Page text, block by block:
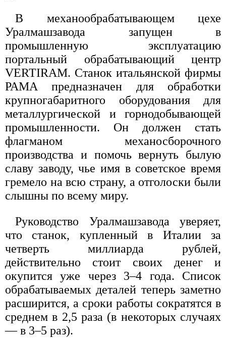
В механообрабатывающем цехе
Уралмашзавода запущен в
промышленную эксплуатацию
портальный обрабатывающий центр
VERTIRAM. Станок итальянской фирмы
РАМА предназначен для обработки
крупногабаритного оборудования для
металлургической и горнодобывающей
промышленности. Он должен стать
флагманом механосборочного
производства и помочь вернуть былую
славу заводу, чье имя в советское время
гремело на всю страну, а отголоски были
слышны по всему миру.
Руководство Уралмашзавода уверяет,
что станок, купленный в Италии за
четверть миллиарда рублей,
действительно стоит своих денег и
окупится уже через 3–4 года. Список
обрабатываемых деталей теперь заметно
расширится, а сроки работы сократятся в
среднем в 2,5 раза (в некоторых случаях
— в 3–5 раз).